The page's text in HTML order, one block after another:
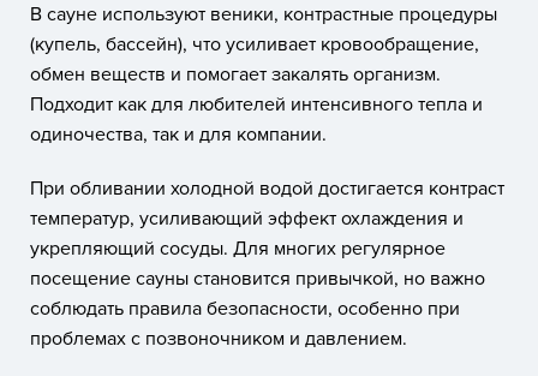
В сауне используют веники, контрастные процедуры
(купель, бассейн), что усиливает кровообращение,
обмен веществ и помогает закалять организм.
Подходит как для любителей интенсивного тепла и
одиночества, так и для компании.
При обливании холодной водой достигается контраст
температур, усиливающий эффект охлаждения и
укрепляющий сосуды. Для многих регулярное
посещение сауны становится привычкой, но важно
соблюдать правила безопасности, особенно при
проблемах с позвоночником и давлением.